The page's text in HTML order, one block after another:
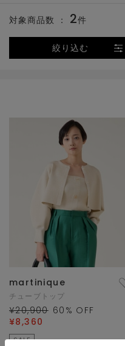
絞り込む
対象商品数 ： 2件
martinique
チューブトップ
¥20,900 60 % OFF
¥8,360
SALE